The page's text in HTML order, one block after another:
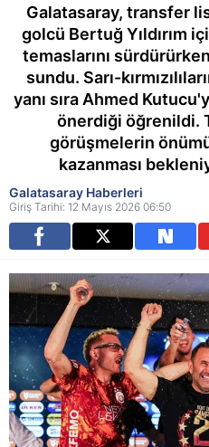
Galatasaray, transfer
golcü Bertuğ Yıldırım
temaslarını
sundu. Sarı-
yanı sıra Ahmed
önerdiği öğrenildi.
görüşmelerin
kazanması
Galatasaray Haberleri
Giriş Tarihi: 12 Mayıs 2026 06:50